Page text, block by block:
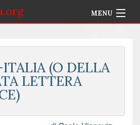
MENU
(O DELLA
LETTERA